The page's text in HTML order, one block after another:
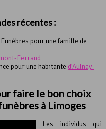
récentes :
pour une famille de
Ferrand
pour une habitante d’Aulnay-
faire le bon choix
à Limoges
Les individus qui